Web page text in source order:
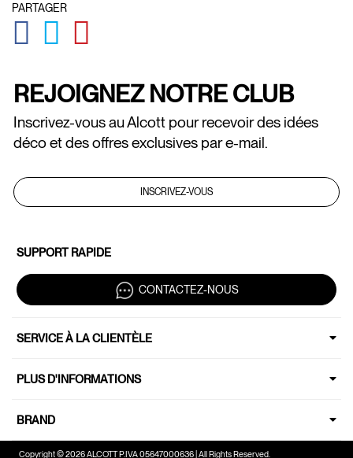
PARTAGER
GLOBAL.SOCIALSHARE.FACEBOOK
GLOBAL.SOCIALSHARE.TWITTER
REJOIGNEZ NOTRE CLUB
Inscrivez-vous au Alcott pour recevoir des idées
déco et des offres exclusives par e-mail.
INSCRIVEZ-VOUS
SUPPORT RAPIDE
CONTACTEZ-NOUS
SERVICE À LA CLIENTÈLE
PLUS D'INFORMATIONS
BRAND
Copyright © 2026 ALCOTT P.IVA 05647000636 | All Rights Reserved.